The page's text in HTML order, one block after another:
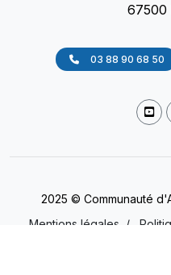
67500
03 88 90 68 50
2025 © Communauté
Mentions légales
/